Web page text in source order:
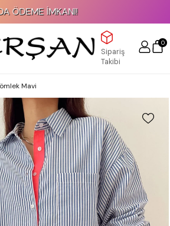
ÖDEME İMKANI!
Sipariş
Takibi
0
Mavi